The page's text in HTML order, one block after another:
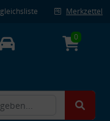
Merkzettel
0